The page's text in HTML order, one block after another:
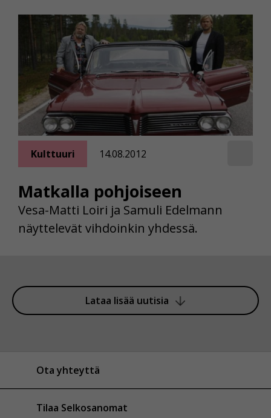
Matkalla pohjoiseen
Kulttuuri 14.08.2012
Vesa-Matti Loiri ja Samuli Edelmann
näyttelevät vihdoinkin yhdessä.
Lataa lisää uutisia
Ota yhteyttä
Tilaa Selkosanomat